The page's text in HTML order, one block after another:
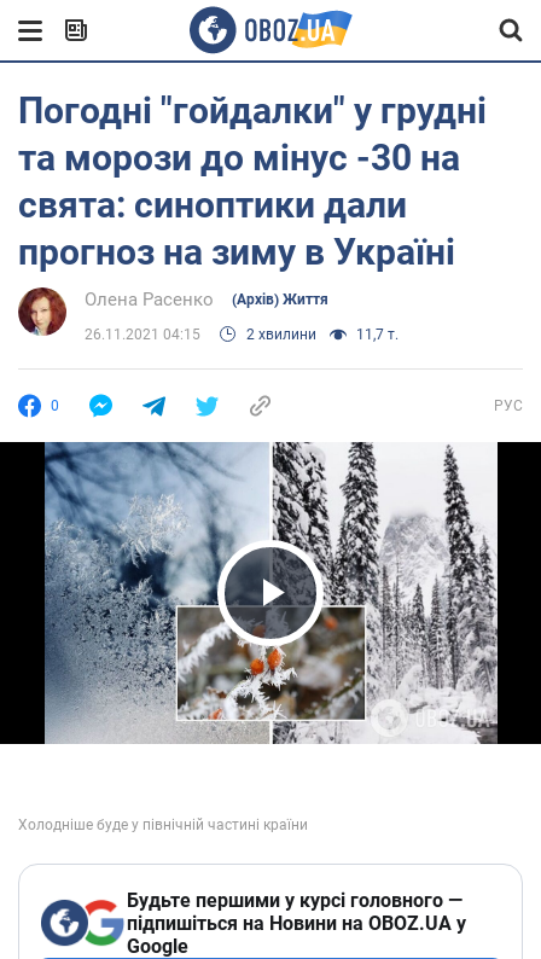
Погодні "гойдалки" у грудні
та морози до мінус -30 на
свята: синоптики дали
прогноз на зиму в Україні
Олена Расенко (Архів) Життя
26.11.2021 04:15 2 хвилини 11,7 т.
0 РУС
Play Video
Будьте першими у курсі головного —
підпишіться на Новини на OBOZ.UA у
Google